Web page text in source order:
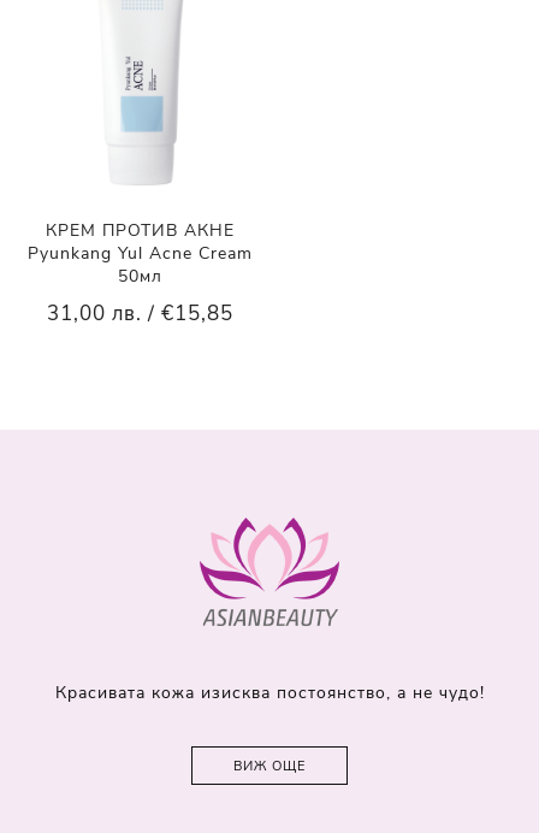
КРЕМ ПРОТИВ АКНЕ
Pyunkang Yul Acne Cream
50мл
31,00 лв. / €15,85
Красивата кожа изисква постоянство, а не чудо!
ВИЖ ОЩЕ